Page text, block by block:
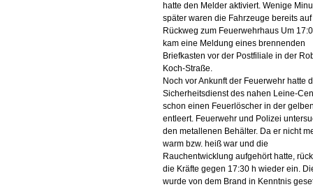
hatte den Melder aktiviert. Wenige
später waren die Fahrzeuge bereits
Rückweg zum Feuerwehrhaus Um
kam eine Meldung eines brennenden
Briefkasten vor der Postfiliale in der
Koch-Straße.
Noch vor Ankunft der Feuerwehr hatte
Sicherheitsdienst des nahen Leine-
schon einen Feuerlöscher in der
entleert. Feuerwehr und Polizei
den metallenen Behälter. Da er nicht
warm bzw. heiß war und die
Rauchentwicklung aufgehört hatte,
die Kräfte gegen 17:30 h wieder ein.
wurde von dem Brand in Kenntnis